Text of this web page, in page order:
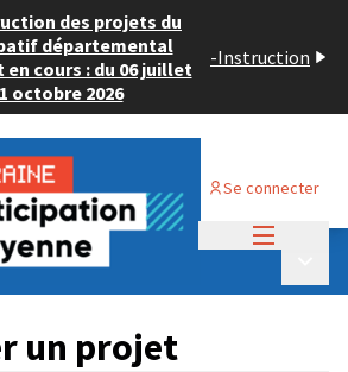
des projets du
départemental
en cours : du 06 juillet
octobre 2026
-Instruction
Se connecter
2024
un projet